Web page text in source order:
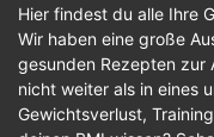
Hier findest du alle Ihre
Wir haben eine große
gesunden Rezepten zur
nicht weiter als in eines
Gewichtsverlust,